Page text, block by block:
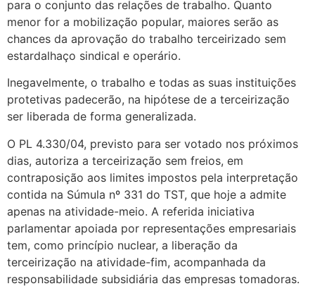
para o conjunto das relações de trabalho. Quanto
menor for a mobilização popular, maiores serão as
chances da aprovação do trabalho terceirizado sem
estardalhaço sindical e operário.
Inegavelmente, o trabalho e todas as suas instituições
protetivas padecerão, na hipótese de a terceirização
ser liberada de forma generalizada.
O PL 4.330/04, previsto para ser votado nos próximos
dias, autoriza a terceirização sem freios, em
contraposição aos limites impostos pela interpretação
contida na Súmula nº 331 do TST, que hoje a admite
apenas na atividade-meio. A referida iniciativa
parlamentar apoiada por representações empresariais
tem, como princípio nuclear, a liberação da
terceirização na atividade-fim, acompanhada da
responsabilidade subsidiária das empresas tomadoras.